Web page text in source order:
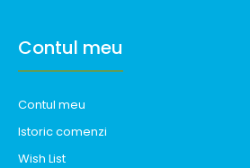
Contul meu
Contul meu
Istoric comenzi
Wish List